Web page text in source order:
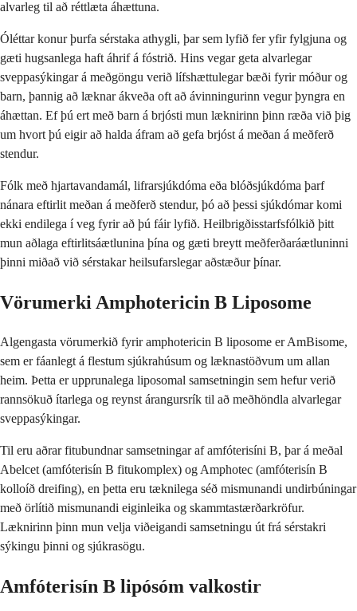
alvarleg til að réttlæta áhættuna.
Óléttar konur þurfa sérstaka athygli, þar sem lyfið fer yfir fylgjuna og
gæti hugsanlega haft áhrif á fóstrið. Hins vegar geta alvarlegar
sveppasýkingar á meðgöngu verið lífshættulegar bæði fyrir móður og
barn, þannig að læknar ákveða oft að ávinningurinn vegur þyngra en
áhættan. Ef þú ert með barn á brjósti mun læknirinn þinn ræða við þig
um hvort þú eigir að halda áfram að gefa brjóst á meðan á meðferð
stendur.
Fólk með hjartavandamál, lifrarsjúkdóma eða blóðsjúkdóma þarf
nánara eftirlit meðan á meðferð stendur, þó að þessi sjúkdómar komi
ekki endilega í veg fyrir að þú fáir lyfið. Heilbrigðisstarfsfólkið þitt
mun aðlaga eftirlitsáætlunina þína og gæti breytt meðferðaráætluninni
þinni miðað við sérstakar heilsufarslegar aðstæður þínar.
Vörumerki Amphotericin B Liposome
Algengasta vörumerkið fyrir amphotericin B liposome er AmBisome,
sem er fáanlegt á flestum sjúkrahúsum og læknastöðvum um allan
heim. Þetta er upprunalega liposomal samsetningin sem hefur verið
rannsökuð ítarlega og reynst árangursrík til að meðhöndla alvarlegar
sveppasýkingar.
Til eru aðrar fitubundnar samsetningar af amfóterisíni B, þar á meðal
Abelcet (amfóterisín B fitukomplex) og Amphotec (amfóterisín B
kolloíð dreifing), en þetta eru tæknilega séð mismunandi undirbúningar
með örlítið mismunandi eiginleika og skammtastærðarkröfur.
Læknirinn þinn mun velja viðeigandi samsetningu út frá sérstakri
sýkingu þinni og sjúkrasögu.
Amfóterisín B lipósóm valkostir